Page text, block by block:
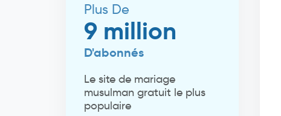
Plus De
9 million
D'abonnés
Le site de mariage
musulman gratuit le plus
populaire